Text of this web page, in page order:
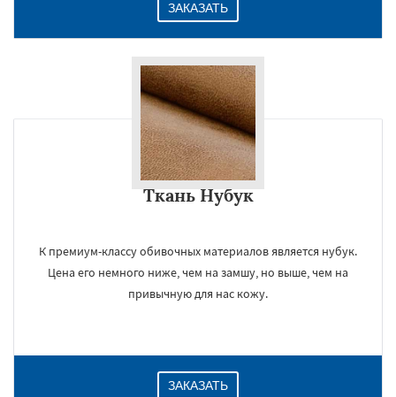
ЗАКАЗАТЬ
Ткань Нубук
К премиум-классу обивочных материалов является нубук.
Цена его немного ниже, чем на замшу, но выше, чем на
привычную для нас кожу.
ЗАКАЗАТЬ